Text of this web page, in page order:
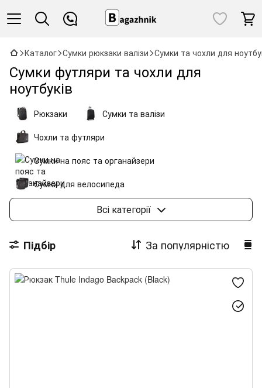
Каталог Сумки рюкзаки валізи Сумки та чохли для
Сумки футляри та чохли для
ноутбуків
Рюкзаки
Сумки та валізи
Чохли та футляри
Сумки на пояс та органайзери
Сумки для велосипеда
Сумки для автомобіля
Колекції Thule
Всі категорії
Підбір За популярністю